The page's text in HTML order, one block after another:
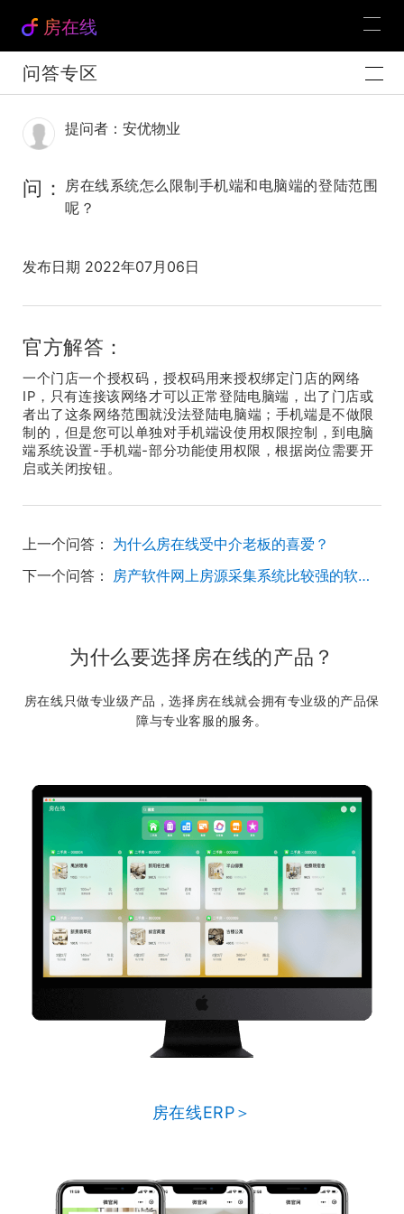
房在线
问答专区
提问者：安优物业
问：
房在线系统怎么限制手机端和电脑端的登陆范围
呢？
发布日期 2022年07月06日
官方解答：
一个门店一个授权码，授权码用来授权绑定门店的网络
IP，只有连接该网络才可以正常登陆电脑端，出了门店或
者出了这条网络范围就没法登陆电脑端；手机端是不做限
制的，但是您可以单独对手机端设使用权限控制，到电脑
端系统设置-手机端-部分功能使用权限，根据岗位需要开
启或关闭按钮。
上一个问答： 为什么房在线受中介老板的喜爱？
下一个问答：
房产软件网上房源采集系统比较强的软件有哪些？
为什么要选择房在线的产品？
房在线只做专业级产品，选择房在线就会拥有专业级的产品保
障与专业客服的服务。
房在线ERP＞